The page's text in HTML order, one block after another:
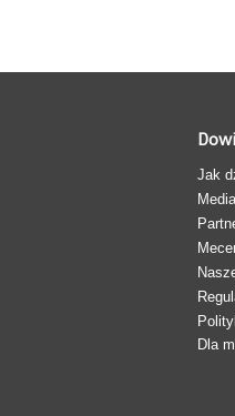
Jak
Dla